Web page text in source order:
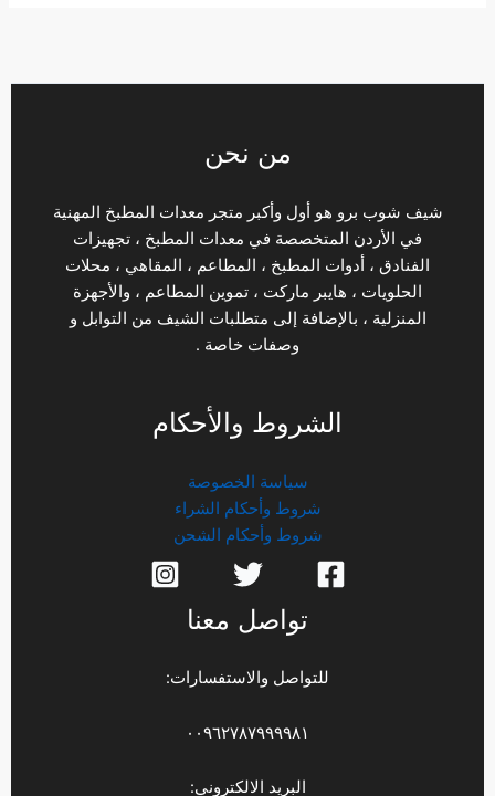
من نحن
شيف شوب برو هو أول وأكبر متجر معدات المطبخ المهنية
في الأردن المتخصصة في معدات المطبخ ، تجهيزات
الفنادق ، أدوات المطبخ ، المطاعم ، المقاهي ، محلات
الحلويات ، هايبر ماركت ، تموين المطاعم ، والأجهزة
المنزلية ، بالإضافة إلى متطلبات الشيف من التوابل و
وصفات خاصة .
الشروط والأحكام
سياسة الخصوصة
شروط وأحكام الشراء
شروط وأحكام الشحن
تواصل معنا
للتواصل والاستفسارات:
٠٠٩٦٢٧٨٧٩٩٩٩٨١
البريد الالكتروني: